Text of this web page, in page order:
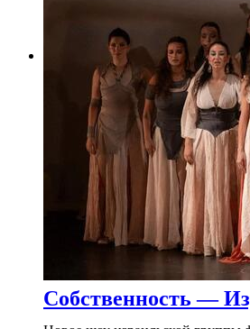
Собственность —